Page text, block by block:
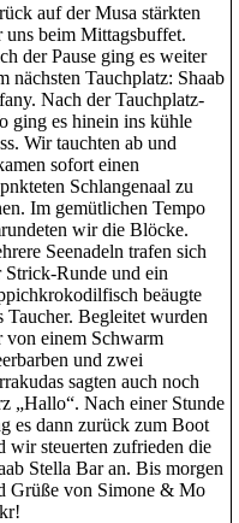
auf der Musa stärkten
uns beim Mittagsbuffet.
der Pause ging es weiter
nächsten Tauchplatz: Shaab
Nach der Tauchplatz-
ging es hinein ins kühle
Wir tauchten ab und
sofort einen
Schlangenaal zu
Im gemütlichen Tempo
wir die Blöcke.
Seenadeln trafen sich
Strick-Runde und ein
beäugte
Taucher. Begleitet wurden
von einem Schwarm
und zwei
sagten auch noch
„Hallo“. Nach einer Stunde
es dann zurück zum Boot
wir steuerten zufrieden die
Stella Bar an. Bis morgen
Grüße von Simone & Mo